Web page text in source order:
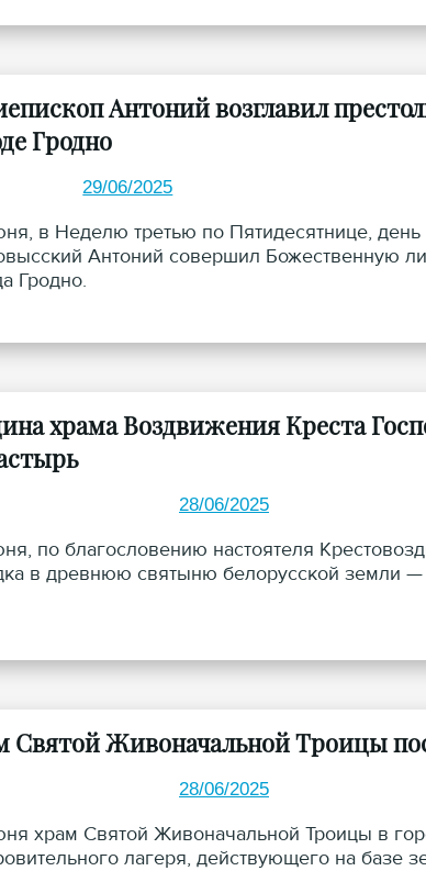
Антоний возглавил
Гродно
29/06/2025
в Неделю третью по Пятидесятнице, день
Антоний совершил Божественную
Гродно.
храма Воздвижения Креста
28/06/2025
по благословению настоятеля
в древнюю святыню белорусской земли
Святой Живоначальной Троицы
28/06/2025
храм Святой Живоначальной Троицы в
лагеря, действующего на базе